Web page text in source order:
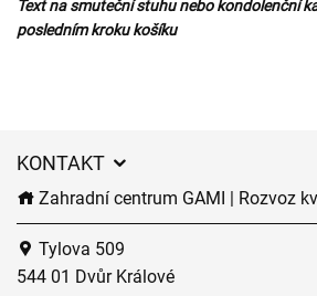
Text na smuteční stuhu nebo kondolenční
posledním kroku košíku
KONTAKT
Zahradní centrum GAMI | Rozvoz
Tylova 509
544 01 Dvůr Králové